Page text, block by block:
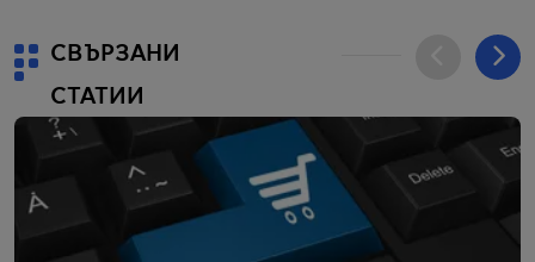
СВЪРЗАНИ
СТАТИИ